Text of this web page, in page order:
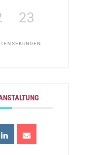
23
SEKUNDEN